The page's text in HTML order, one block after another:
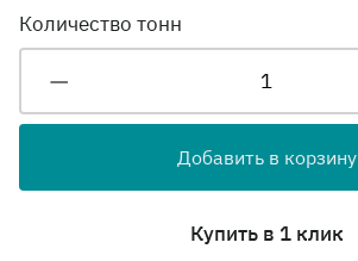
Количество тонн
Добавить в корзину
Купить в 1 клик